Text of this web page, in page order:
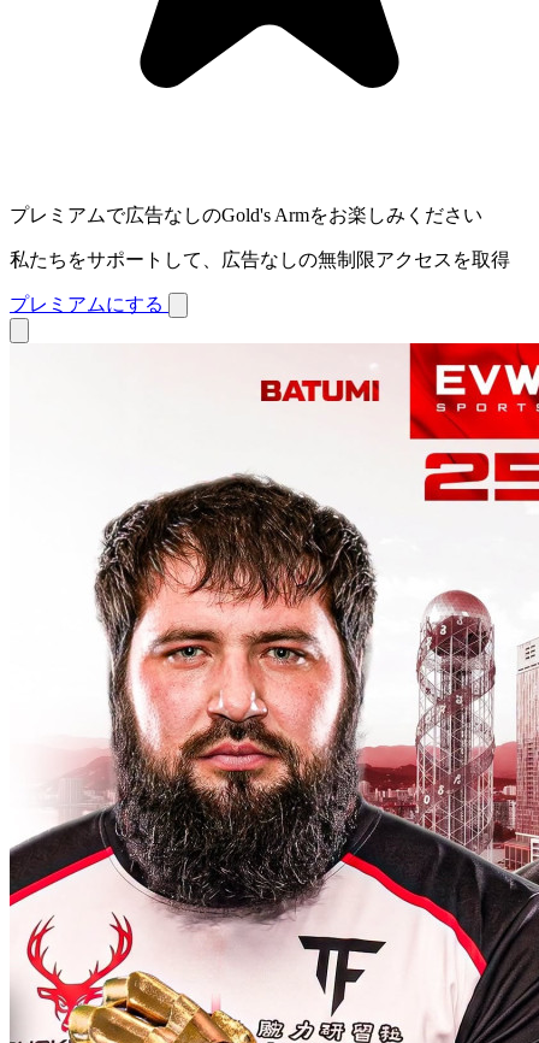
プレミアムで広告なしのGold's Armをお楽しみください
私たちをサポートして、広告なしの無制限アクセスを取得
プレミアムにする